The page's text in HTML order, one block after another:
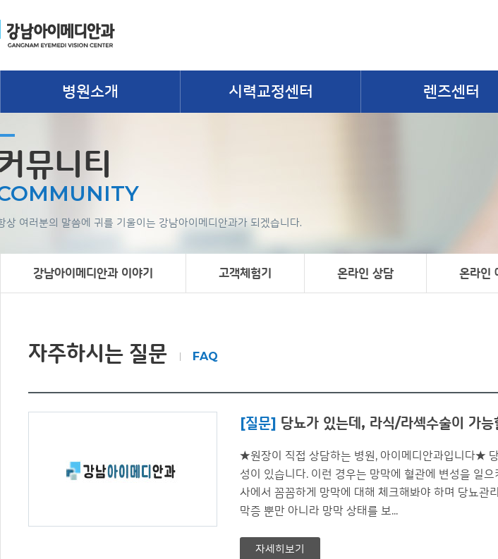
병원소개 시력교정센터 렌즈센터
뮤니티
상 여러분의 말씀에 귀를 기울이는 강남아이메디안과가 되겠습니다.
강남아이메디안과 이야기 고객체험기 온라인 상담 온라인
자주하시는 질문 FAQ
[질문] 당뇨가 있는데, 라식/라섹수술이 가능
★원장이 직접 상담하는 병원, 아이메디안과입니다★
성이 있습니다. 이런 경우는 망막에 혈관에 변성을 일
사에서 꼼꼼하게 망막에 대해 체크해봐야 하며 당뇨관
막증 뿐만 아니라 망막 상태를 보...
자세히보기